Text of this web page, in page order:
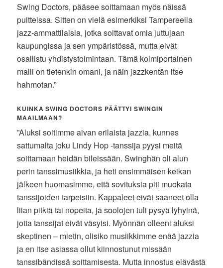
Swing Doctors, pääsee soittamaan myös näissä
puitteissa. Sitten on vielä esimerkiksi Tampereella
jazz-ammattilaisia, jotka soittavat omia juttujaan
kaupungissa ja sen ympäristössä, mutta eivät
osallistu yhdistystoimintaan. Tämä kolmiportainen
malli on tietenkin omani, ja näin jazzkentän itse
hahmotan.”
KUINKA SWING DOCTORS PÄÄTTYI SWINGIN
MAAILMAAN?
”Aluksi soitimme aivan erilaista jazzia, kunnes
sattumalta joku Lindy Hop -tanssija pyysi meitä
soittamaan heidän bileissään. Swinghän oli alun
perin tanssimusiikkia, ja heti ensimmäisen keikan
jälkeen huomasimme, että sovituksia piti muokata
tanssijoiden tarpeisiin. Kappaleet eivät saaneet olla
liian pitkiä tai nopeita, ja soolojen tuli pysyä lyhyinä,
jotta tanssijat eivät väsyisi. Myönnän olleeni aluksi
skeptinen – mietin, olisiko musiikkimme enää jazzia
ja en itse asiassa ollut kiinnostunut missään
tanssibändissä soittamisesta. Mutta innostus elävästä